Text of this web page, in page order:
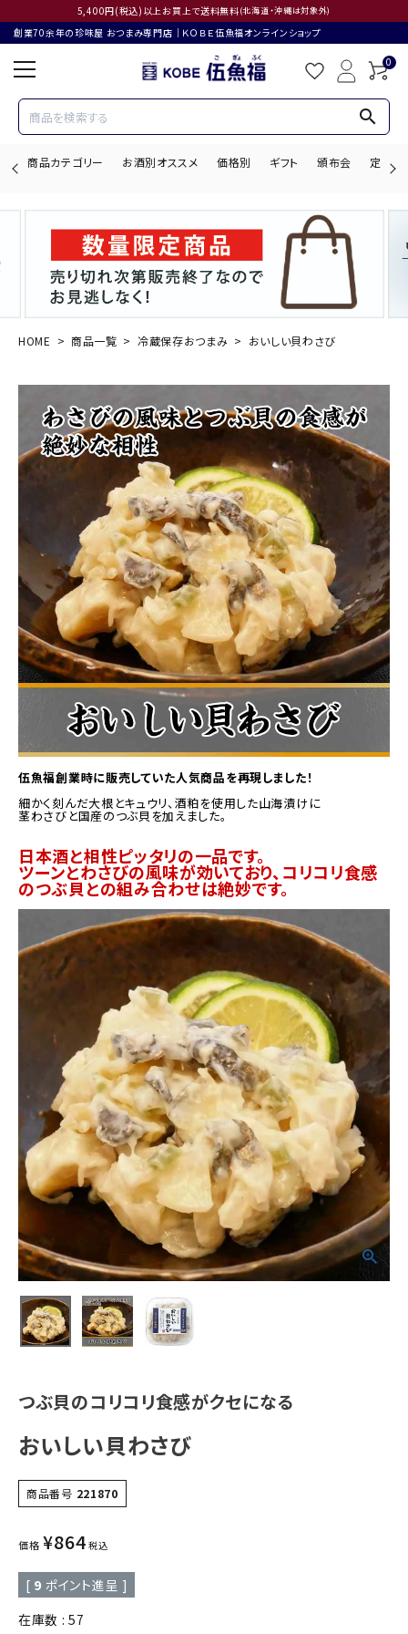
5,400円(税込)以上お買上で送料無料(北海道・沖縄は対象外)
創業70余年の珍味屋 おつまみ専門店│ＫＯＢＥ伍魚福オンラインショップ
0
search
商品カテゴリー お酒別オススメ 価格別 ギフト 頒布会 定期購
search
ACCOUNT MENU
商品カテゴリー
お酒別オススメ
価格別
お問い合わせ
ご利用ガイド
直営店
HOME 商品一覧 冷蔵保存おつまみ おいしい貝わさび
伍魚福創業時に販売していた人気商品を再現しました！
細かく刻んだ大根とキュウリ、酒粕を使用した山海漬けに
茎わさびと国産のつぶ貝を加えました。
日本酒と相性ピッタリの一品です。
ツーンとわさびの風味が効いており、コリコリ食感
のつぶ貝との組み合わせは絶妙です。
つぶ貝のコリコリ食感がクセになる
おいしい貝わさび
商品番号 221870
価格 ¥864 税込
[ 9 ポイント進呈 ]
在庫数
57